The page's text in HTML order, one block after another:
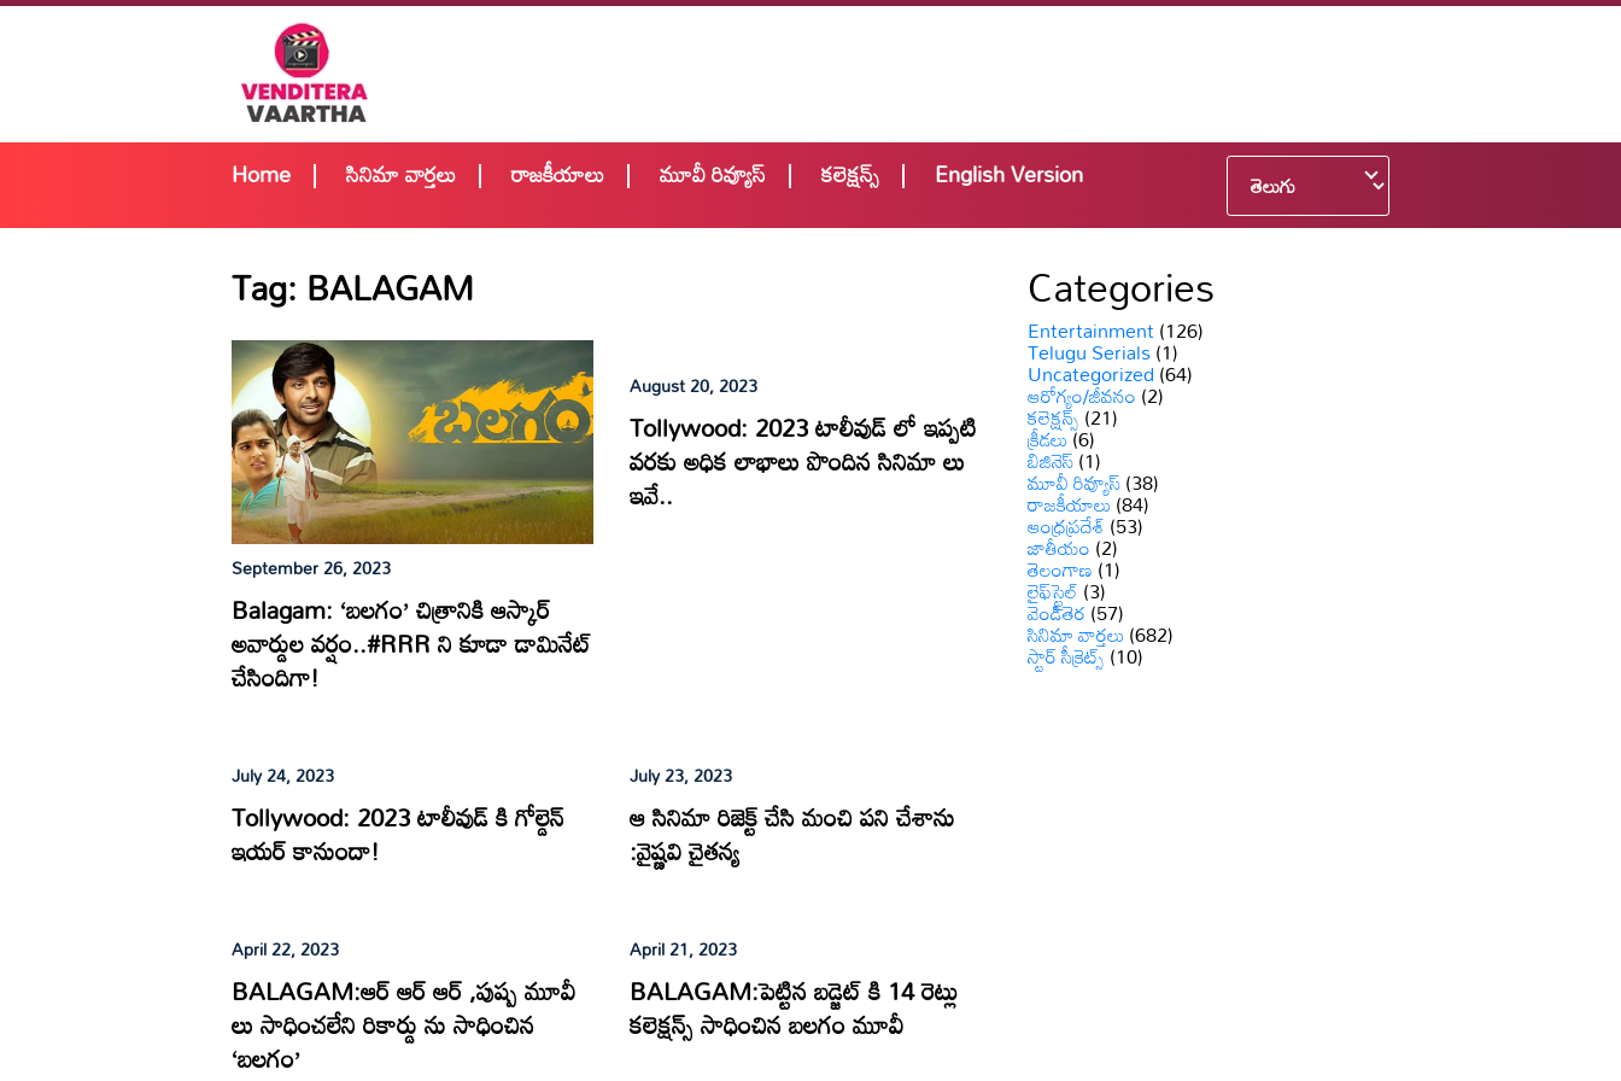
Home సినిమా వార్తలు రాజకీయాలు మూవీ రివ్యూస్ కలెక్షన్స్ English Version
Tag:BALAGAM
September 26, 2023
Balagam: ‘బలగం’ చిత్రానికి ఆస్కార్
అవార్డుల వర్షం..#RRR ని కూడా డామినేట్
చేసిందిగా!
August 20, 2023
Tollywood: 2023 టాలీవుడ్ లో ఇప్పటి
వరకు అధిక లాభాలు పొందిన సినిమా లు
ఇవే..
July 24, 2023
Tollywood: 2023 టాలీవుడ్ కి గోల్డెన్
ఇయర్ కానుందా!
July 23, 2023
ఆ సినిమా రిజెక్ట్ చేసి మంచి పని చేశాను
:వైష్ణవి చైతన్య
April 22, 2023
BALAGAM:ఆర్ ఆర్ ఆర్ ,పుష్ప మూవీ
లు సాధించలేని రికార్డు ను సాధించిన
‘బలగం’
April 21, 2023
BALAGAM:పెట్టిన బడ్జెట్ కి 14 రెట్లు
కలెక్షన్స్ సాధించిన బలగం మూవీ
Categories
Entertainment(126)
Telugu Serials(1)
Uncategorized(64)
ఆరోగ్యం/జీవనం(2)
కలెక్షన్స్(21)
క్రీడలు(6)
బిజినెస్(1)
మూవీ రివ్యూస్(38)
రాజకీయాలు(84)
ఆంధ్రప్రదేశ్(53)
జాతీయం(2)
తెలంగాణ(1)
లైఫ్‌స్టైల్(3)
వెండితెర(57)
సినిమా వార్తలు(682)
స్టార్ సీక్రెట్స్(10)